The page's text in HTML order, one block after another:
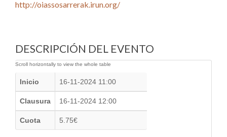
http://oiassosarrerak.irun.org/
DESCRIPCIÓN DEL EVENTO
Inicio 16-11-2024 11:00
Clausura 16-11-2024 12:00
Cuota 5.75€